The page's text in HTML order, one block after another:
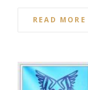
READ MORE